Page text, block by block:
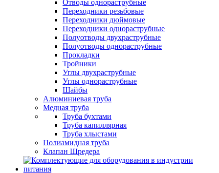
Отводы однораструбные
Переходники резьбовые
Переходники дюймовые
Переходники однораструбные
Полуотводы двухраструбные
Полуотводы однораструбные
Прокладки
Тройники
Углы двухраструбные
Углы однораструбные
Шайбы
Алюминиевая труба
Медная труба
Труба бухтами
Труба капиллярная
Труба хлыстами
Полиамидная труба
Клапан Шредера